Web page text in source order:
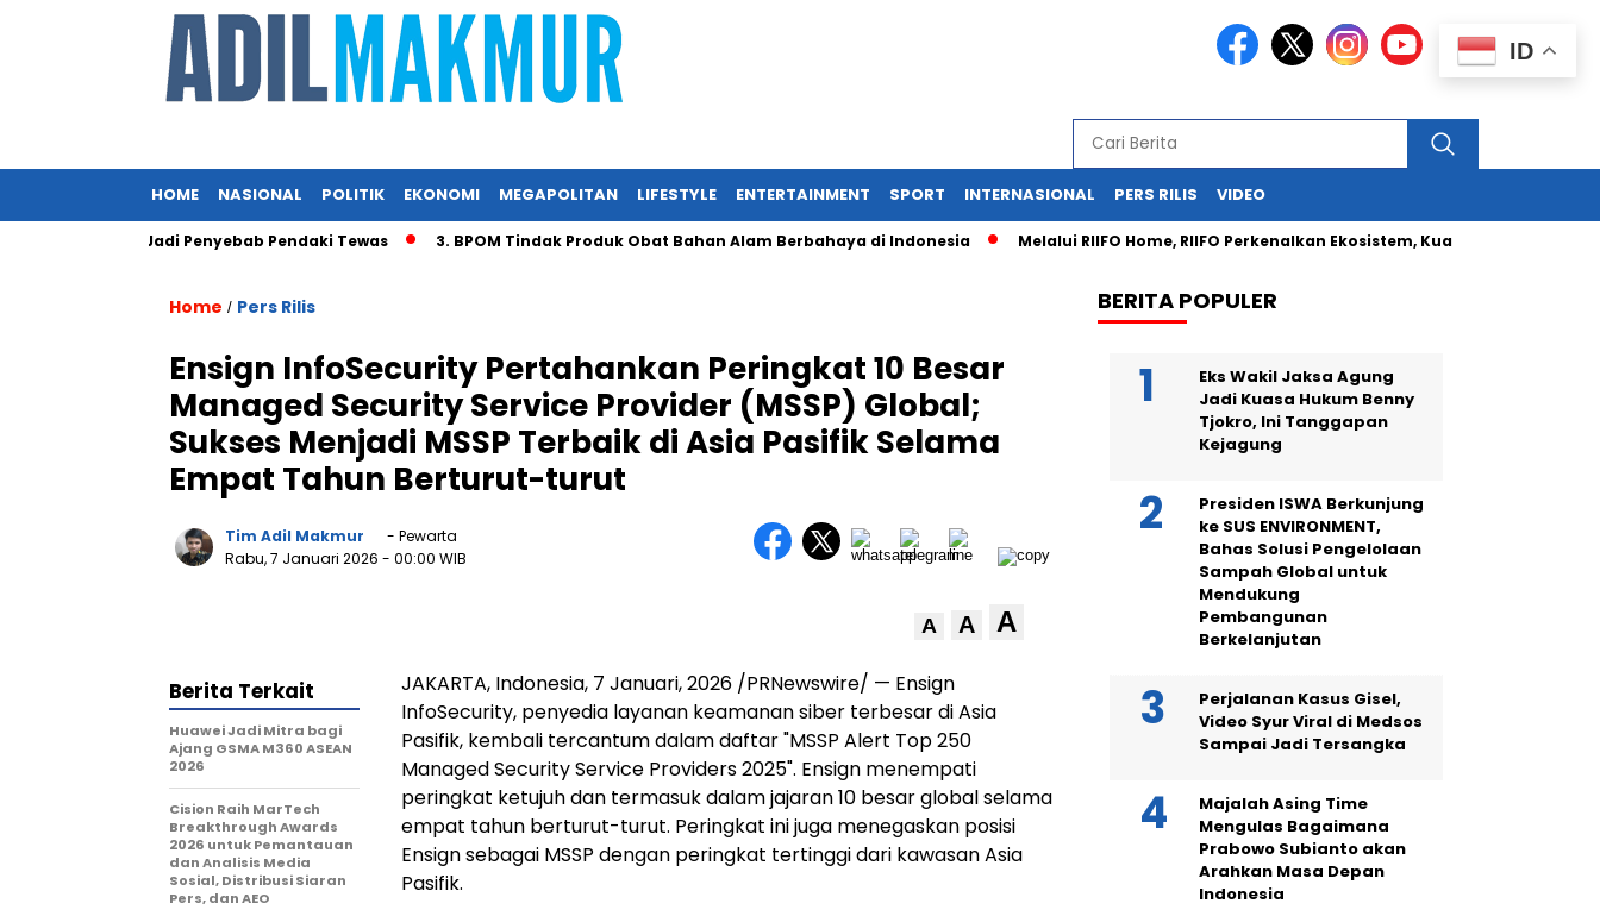
HOME NASIONAL POLITIK EKONOMI MEGAPOLITAN LIFESTYLE ENTERTAINMENT SPORT INTERNASIONAL PERS RILIS VIDEO
Diduga Jadi Penyebab Pendaki Tewas 3. BPOM Tindak Produk Obat Bahan Alam Berbahaya di Indonesia Melalui RIIFO Home, RIIFO Perkenalkan Ekosistem, Kualitas, dan Inovasi
Home / Pers Rilis
Ensign InfoSecurity Pertahankan Peringkat 10 Besar
Managed Security Service Provider (MSSP) Global;
Sukses Menjadi MSSP Terbaik di Asia Pasifik Selama
Empat Tahun Berturut-turut
Tim Adil Makmur
- Pewarta
Rabu, 7 Januari 2026 - 00:00 WIB
A A A
JAKARTA, Indonesia, 7 Januari, 2026 /PRNewswire/ — Ensign
InfoSecurity, penyedia layanan keamanan siber terbesar di Asia
Pasifik, kembali tercantum dalam daftar "MSSP Alert Top 250
Managed Security Service Providers 2025". Ensign menempati
peringkat ketujuh dan termasuk dalam jajaran 10 besar global selama
empat tahun berturut-turut. Peringkat ini juga menegaskan posisi
Ensign sebagai MSSP dengan peringkat tertinggi dari kawasan Asia
Pasifik.
Berita Terkait
Huawei Jadi Mitra bagi
Ajang GSMA M360 ASEAN
2026
Cision Raih MarTech
Breakthrough Awards
2026 untuk Pemantauan
dan Analisis Media
Sosial, Distribusi Siaran
Pers, dan AEO
BERITA POPULER
Eks Wakil Jaksa Agung
Jadi Kuasa Hukum Benny
Tjokro, Ini Tanggapan
Kejagung
Presiden ISWA Berkunjung
ke SUS ENVIRONMENT,
Bahas Solusi Pengelolaan
Sampah Global untuk
Mendukung
Pembangunan
Berkelanjutan
Perjalanan Kasus Gisel,
Video Syur Viral di Medsos
Sampai Jadi Tersangka
Majalah Asing Time
Mengulas Bagaimana
Prabowo Subianto akan
Arahkan Masa Depan
Indonesia
ID